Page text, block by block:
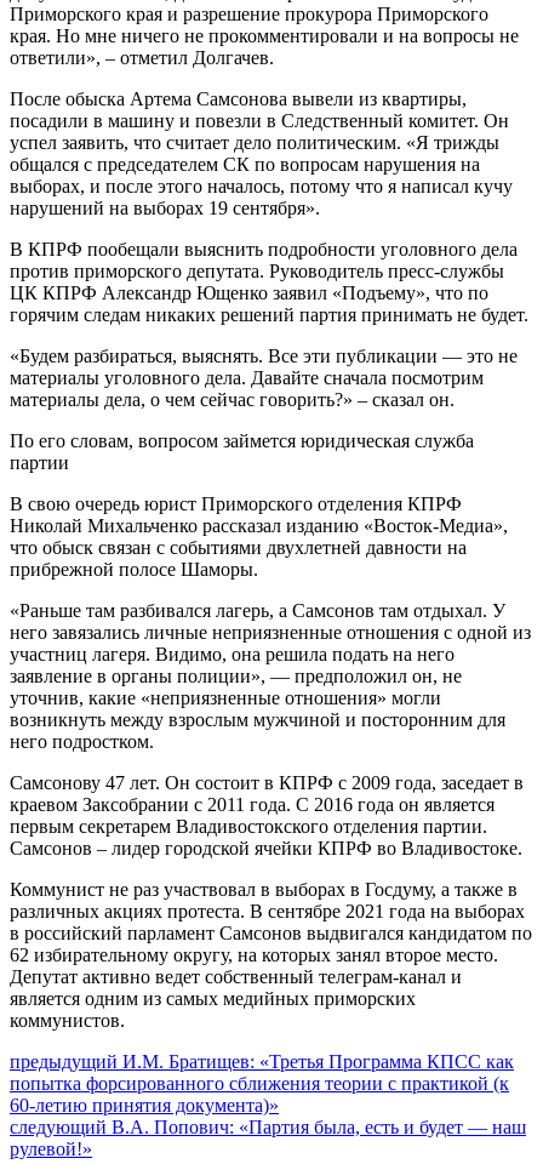
Приморского края и разрешение прокурора Приморского
края. Но мне ничего не прокомментировали и на вопросы не
ответили», – отметил Долгачев.
После обыска Артема Самсонова вывели из квартиры,
посадили в машину и повезли в Следственный комитет. Он
успел заявить, что считает дело политическим. «Я трижды
общался с председателем СК по вопросам нарушения на
выборах, и после этого началось, потому что я написал кучу
нарушений на выборах 19 сентября».
В КПРФ пообещали выяснить подробности уголовного дела
против приморского депутата. Руководитель пресс-службы
ЦК КПРФ Александр Ющенко заявил «Подъему», что по
горячим следам никаких решений партия принимать не будет.
«Будем разбираться, выяснять. Все эти публикации — это не
материалы уголовного дела. Давайте сначала посмотрим
материалы дела, о чем сейчас говорить?» – сказал он.
По его словам, вопросом займется юридическая служба
партии
В свою очередь юрист Приморского отделения КПРФ
Николай Михальченко рассказал изданию «Восток-Медиа»,
что обыск связан с событиями двухлетней давности на
прибрежной полосе Шаморы.
«Раньше там разбивался лагерь, а Самсонов там отдыхал. У
него завязались личные неприязненные отношения с одной из
участниц лагеря. Видимо, она решила подать на него
заявление в органы полиции», — предположил он, не
уточнив, какие «неприязненные отношения» могли
возникнуть между взрослым мужчиной и посторонним для
него подростком.
Самсонову 47 лет. Он состоит в КПРФ с 2009 года, заседает в
краевом Заксобрании с 2011 года. С 2016 года он является
первым секретарем Владивостокского отделения партии.
Самсонов – лидер городской ячейки КПРФ во Владивостоке.
Коммунист не раз участвовал в выборах в Госдуму, а также в
различных акциях протеста. В сентябре 2021 года на выборах
в российский парламент Самсонов выдвигался кандидатом по
62 избирательному округу, на которых занял второе место.
Депутат активно ведет собственный телеграм-канал и
является одним из самых медийных приморских
коммунистов.
Навигация
по
записям
предыдущий Предыдущий
пост:
И.М. Братищев: «Третья Программа КПСС как
попытка форсированного сближения теории с практикой (к
60-летию принятия документа)»
следующий Следующее
В.А. Попович: «Партия была, есть и будет — наш
рулевой!»